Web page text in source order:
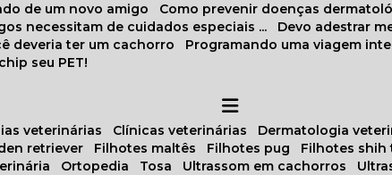
de um novo amigo
Como prevenir doenças
necessitam de cuidados especiais ...
Devo adestrar
deveria ter um cachorro
Programando uma viagem
seu PET!
veterinárias clínicas veterinárias dermatologia
retriever filhotes maltês filhotes pug filhotes shih
ortopedia tosa ultrassom em cachorros